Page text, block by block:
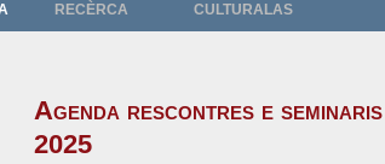
RECÈRCA
CULTURALAS
Agenda rescontres e
2025